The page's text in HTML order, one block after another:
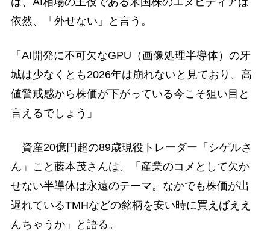
依然、「外せない」と言う。
「AI開発に不可欠なGPU（画像処理半導体）の牙
城は少なくとも2026年は崩れないと見ており、高
値警戒感から株価が下がっている今こそ狙い目と
言えるでしょう」
資産20億円超の89歳現役トレーダー「シゲルさ
ん」こと藤本茂さんは、「産業のコメとして欠か
せない半導体は永遠のテーマ。なかでも株価が出
遅れているTMHなどの銘柄を安い時に買えばええ
んちゃうか」と語る。